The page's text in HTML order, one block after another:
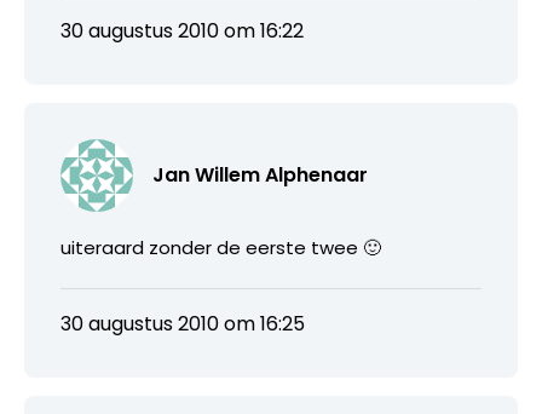
30 augustus 2010 om 16:22
Jan Willem Alphenaar
uiteraard zonder de eerste twee 🙂
30 augustus 2010 om 16:25